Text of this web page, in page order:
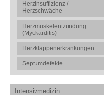
Herzinsuffizienz /
Herzschwäche
Herzmuskelentzündung
(Myokarditis)
Herzklappenerkrankungen
Septumdefekte
Intensivmedizin